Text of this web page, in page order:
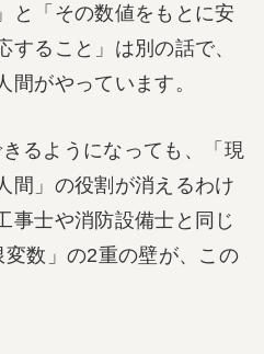
と「その数値をもとに安
ること」は別の話で、
間がやっています。
るようになっても、「現
間」の役割が消えるわけ
事士や消防設備士と同じ
変数」の2重の壁が、この